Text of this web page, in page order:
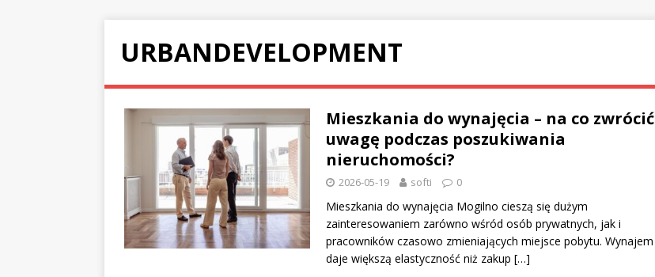
URBANDEVELOPMENT
Mieszkania do wynajęcia – na co zwrócić
uwagę podczas poszukiwania
nieruchomości?
2026-05-19 softi 0
Mieszkania do wynajęcia Mogilno cieszą się dużym
zainteresowaniem zarówno wśród osób prywatnych, jak i
pracowników czasowo zmieniających miejsce pobytu. Wynajem
daje większą elastyczność niż zakup […]